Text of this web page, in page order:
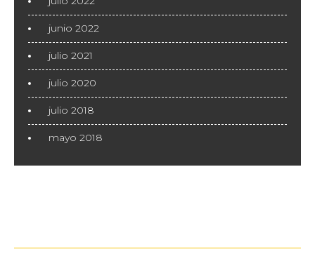
junio 2022
julio 2021
julio 2020
julio 2018
mayo 2018